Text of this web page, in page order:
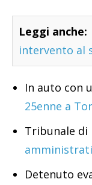
Leggi anche:
intervento al
In auto con
25enne a
Tribunale di
Detenuto